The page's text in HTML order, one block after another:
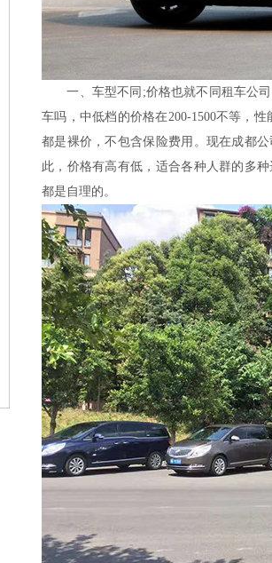
一、车型不同;价格也就不同租车公司
车吗，中低档的价格在200-1500不等，
都是裸价，不包含保险费用。现在成都
此，价格有高有低，适合各种人群的多
都是自理的。